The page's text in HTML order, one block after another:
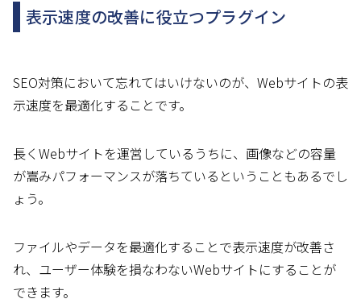
表示速度の改善に役立つプラグイン
SEO対策において忘れてはいけないのが、Webサイトの表
示速度を最適化することです。
長くWebサイトを運営しているうちに、画像などの容量
が嵩みパフォーマンスが落ちているということもあるでし
ょう。
ファイルやデータを最適化することで表示速度が改善さ
れ、ユーザー体験を損なわないWebサイトにすることが
できます。